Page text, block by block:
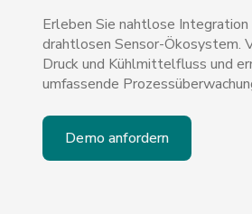
Erleben Sie nahtlose
drahtlosen Sensor-Ökosystem.
Druck und Kühlmittelfluss und
umfassende
Demo anfordern